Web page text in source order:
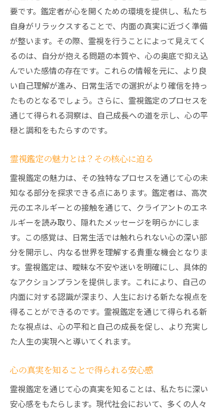
要です。鑑定者が心を開くための環境を提供し、私たち
自身がリラックスすることで、内面の真実に近づく準備
が整います。その際、霊視を行うことによって見えてく
るのは、自分が抱える問題の本質や、心の奥底で抑え込
んでいた感情の存在です。これらの情報を元に、より良
い自己理解が進み、日常生活での選択がより確信を持っ
たものとなるでしょう。さらに、霊視鑑定のプロセスを
通じて得られる洞察は、自己成長への道を示し、心の平
穏と調和をもたらすのです。
霊視鑑定の魅力とは？その核心に迫る
霊視鑑定の魅力は、その独特なプロセスを通じて心の未
知なる部分を探求できる点にあります。鑑定者は、高次
元のエネルギーとの接触を通じて、クライアントのエネ
ルギーを読み取り、隠れたメッセージを明らかにしま
す。この感覚は、日常生活では触れられない心の深い部
分を開示し、内なる世界を理解する貴重な機会となりま
す。霊視鑑定は、曖昧な不安や迷いを明確にし、具体的
なアクションプランを提供します。これにより、自己の
内面に対する認識が深まり、人生における新たな視点を
得ることができるのです。霊視鑑定を通じて得られる新
たな視点は、心の平和と自己の成長を促し、より充実し
た人生の実現へと導いてくれます。
心の真実を知ることで得られる安心感
霊視鑑定を通じて心の真実を知ることは、私たちに深い
安心感をもたらします。現代社会において、多くの人々